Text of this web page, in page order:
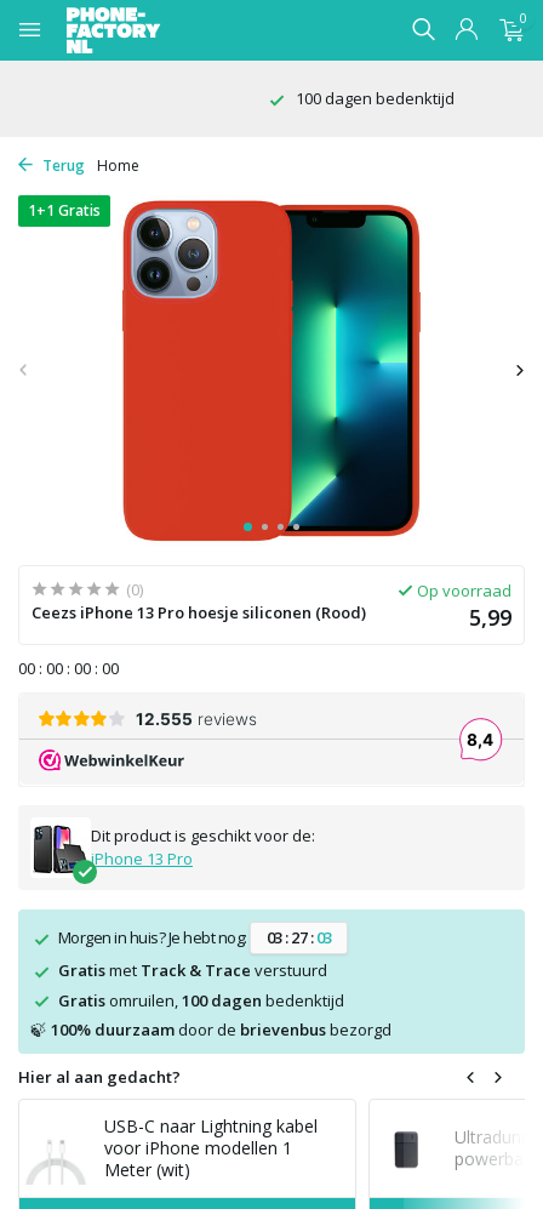
0
100 dagen bedenktijd
Terug Home
1+1 Gratis
(0)
Ceezs iPhone 13 Pro hoesje siliconen (Rood)
Op voorraad
5,99
00 : 00 : 00 : 00
Dit product is geschikt voor de:
iPhone 13 Pro
Morgen in huis? Je hebt nog: 03:27:03
Gratismet Track & Trace verstuurd
Gratisomruilen, 100 dagen bedenktijd
🍃 100% duurzaamdoor de brievenbusbezorgd
Hier al aan gedacht?
USB-C naar Lightning kabel
voor iPhone modellen 1
Meter (wit)